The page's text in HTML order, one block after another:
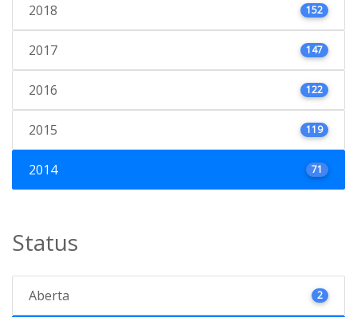
2018 152
2017 147
2016 122
2015 119
2014 71
Status
Aberta 2